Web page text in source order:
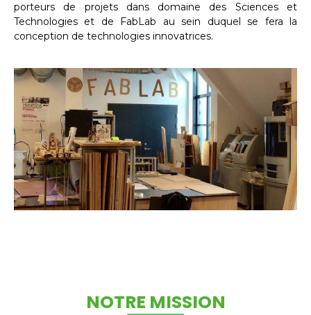
porteurs de projets dans domaine des Sciences et
Technologies et de FabLab au sein duquel se fera la
conception de technologies innovatrices.
NOTRE MISSION